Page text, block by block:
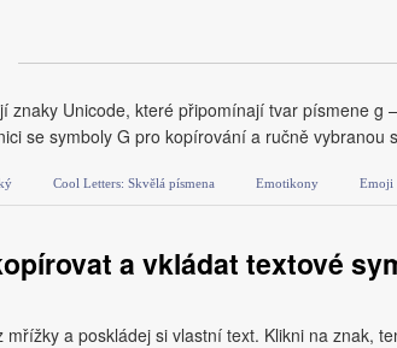
znaky Unicode, které připomínají tvar písmene
se symboly G pro kopírování a ručně
Cool Letters: Skvělá písmena Emotikony Emoji
a vkládat textové
a poskládej si vlastní text. Klikni na znak,